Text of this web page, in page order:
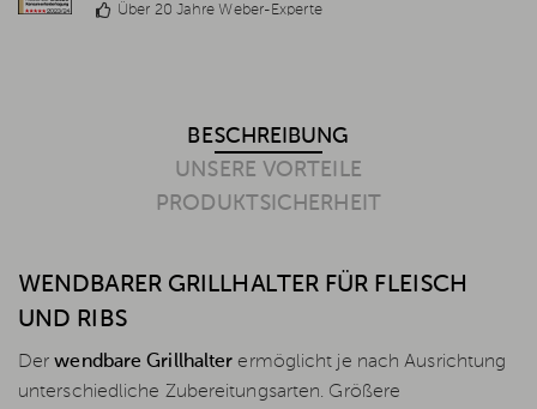
Über 20 Jahre Weber-Experte
BESCHREIBUNG
UNSERE VORTEILE
PRODUKTSICHERHEIT
WENDBARER GRILLHALTER FÜR FLEISCH
UND RIBS
Derwendbare Grillhalter ermöglicht je nach Ausrichtung
unterschiedliche Zubereitungsarten. Größere